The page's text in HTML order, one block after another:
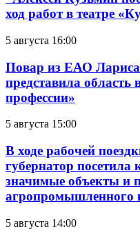
ход работ в театре
5 августа 16:00
Повар из ЕАО
представила
профессии»
5 августа 15:00
В ходе рабочей
губернатор
значимые объекты и
агропромышленного
5 августа 14:00